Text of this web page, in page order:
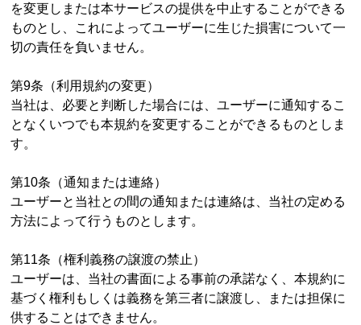
を変更しまたは本サービスの提供を中止することができる
ものとし、これによってユーザーに生じた損害について一
切の責任を負いません。
第9条（利用規約の変更）
当社は、必要と判断した場合には、ユーザーに通知するこ
となくいつでも本規約を変更することができるものとしま
す。
第10条（通知または連絡）
ユーザーと当社との間の通知または連絡は、当社の定める
方法によって行うものとします。
第11条（権利義務の譲渡の禁止）
ユーザーは、当社の書面による事前の承諾なく、本規約に
基づく権利もしくは義務を第三者に譲渡し、または担保に
供することはできません。